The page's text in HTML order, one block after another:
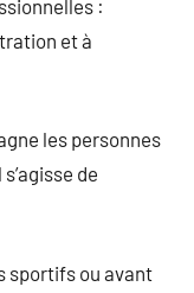
:
et à
les personnes
de
sportifs ou avant